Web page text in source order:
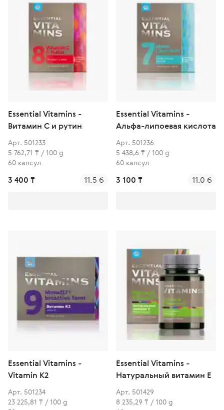
Essential Vitamins -
Витамин С и рутин
Арт. 501233
5 762,71 ₸ / 100 g
60 капсул
3 400 ₸ 11.5 б
Essential Vitamins -
Альфа-липоевая кислота
Арт. 501236
5 438,6 ₸ / 100 g
60 капсул
3 100 ₸ 11.0 б
Essential Vitamins -
Vitamin К2
Арт. 501234
23 225,81 ₸ / 100 g
Essential Vitamins -
Натуральный витамин E
Арт. 501429
8 235,29 ₸ / 100 g